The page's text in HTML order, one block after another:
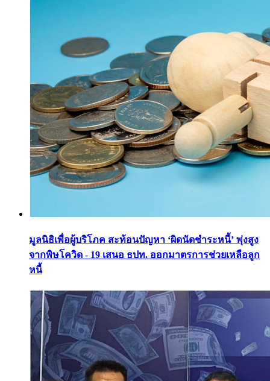
มูลนิธิเพื่อผู้บริโภค สะท้อนปัญหา ‘ผิดนัดชำระหนี้’ พุ่งสูง
จากพิษโควิด - 19 เสนอ ธปท. ออกมาตรการช่วยเหลือลูก
หนี้